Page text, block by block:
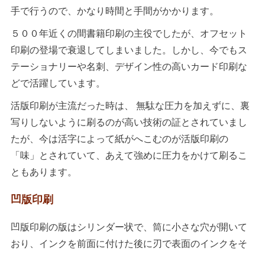
手で行うので、かなり時間と手間がかかります。
５００年近くの間書籍印刷の主役でしたが、オフセット
印刷の登場で衰退してしまいました。しかし、今でもス
テーショナリーや名刺、デザイン性の高いカード印刷な
どで活躍しています。
活版印刷が主流だった時は、 無駄な圧力を加えずに、裏
写りしないように刷るのが高い技術の証とされていまし
たが、今は活字によって紙がへこむのが活版印刷の
「味」とされていて、あえて強めに圧力をかけて刷るこ
ともあります。
凹版印刷
凹版印刷の版はシリンダー状で、筒に小さな穴が開いて
おり、インクを前面に付けた後に刃で表面のインクをそ